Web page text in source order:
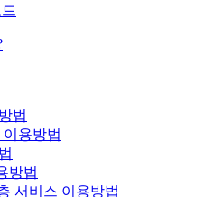
법
이용방법
방법
서비스 이용방법